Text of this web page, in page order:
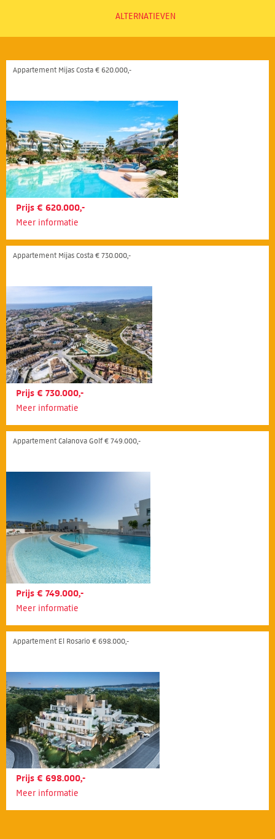
ALTERNATIEVEN
Appartement Mijas Costa € 620.000,-
Prijs € 620.000,-
Meer informatie
Appartement Mijas Costa € 730.000,-
Prijs € 730.000,-
Meer informatie
Appartement Calanova Golf € 749.000,-
Prijs € 749.000,-
Meer informatie
Appartement El Rosario € 698.000,-
Prijs € 698.000,-
Meer informatie